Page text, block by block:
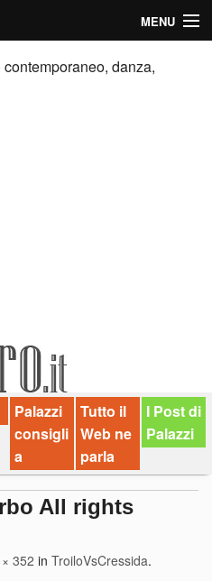
MENU
danza,
Palazzi
consigli
a
Tutto il
Web ne
parla
I Post di
Palazzi
All rights
352 in TroiloVsCressida.